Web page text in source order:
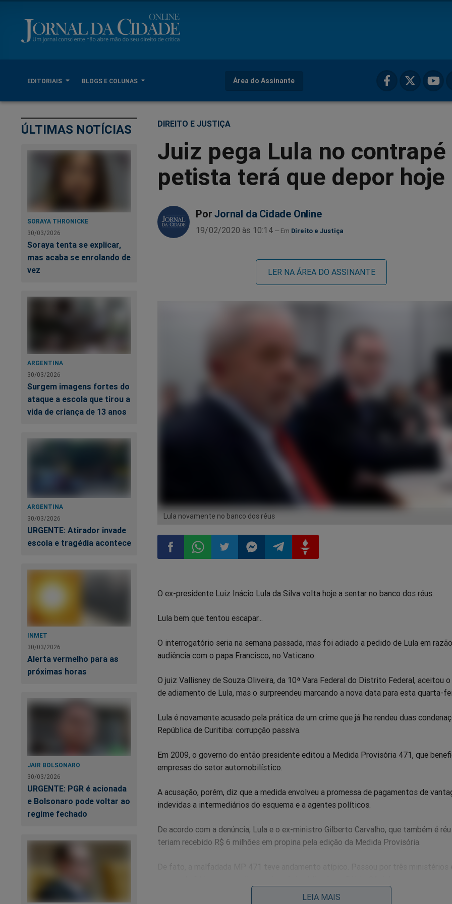
EDITORIAIS BLOGS E COLUNAS Área do Assinante
ÚLTIMAS NOTÍCIAS
SORAYA THRONICKE
30/03/2026
Soraya tenta se explicar,
mas acaba se enrolando de
vez
ARGENTINA
30/03/2026
Surgem imagens fortes do
ataque a escola que tirou a
vida de criança de 13 anos
ARGENTINA
30/03/2026
URGENTE: Atirador invade
escola e tragédia acontece
INMET
30/03/2026
Alerta vermelho para as
próximas horas
JAIR BOLSONARO
30/03/2026
URGENTE: PGR é acionada
e Bolsonaro pode voltar ao
regime fechado
DIREITO E JUSTIÇA
Juiz pega Lula no contrapé
petista terá que depor hoje
Por Jornal da Cidade Online
19/02/2020 às 10:14 Direito e Justiça
LER NA ÁREA DO ASSINANTE
Lula novamente no banco dos réus
no
Facebook
no
Whatsapp
no
Twitter
no
Messenger
no
no
O ex-presidente Luiz Inácio Lula da Silva volta hoje a sentar no banco dos réus.
Lula bem que tentou escapar...
O interrogatório seria na semana passada, mas foi adiado a pedido de Lula em
audiência com o papa Francisco, no Vaticano.
O juiz Vallisney de Souza Oliveira, da 10ª Vara Federal do Distrito Federal, aceitou
de adiamento de Lula, mas o surpreendeu marcando a nova data para esta quarta-
Lula é novamente acusado pela prática de um crime que já lhe rendeu duas
República de Curitiba: corrupção passiva.
Em 2009, o governo do então presidente editou a Medida Provisória 471, que
empresas do setor automobilístico.
A acusação, porém, diz que a medida envolveu a promessa de pagamentos de
indevidas a intermediários do esquema e a agentes políticos.
De acordo com a denúncia, Lula e o ex-ministro Gilberto Carvalho, que também é réu
teriam recebido R$ 6 milhões em propina pela edição da Medida Provisória.
LEIA MAIS